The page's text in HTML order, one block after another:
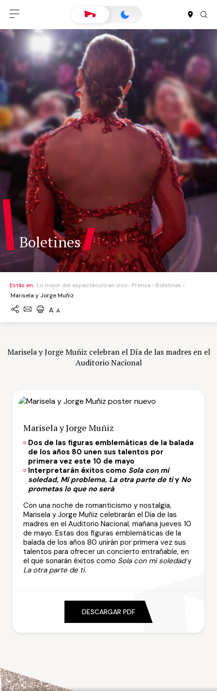
Boletines
Estás en: Lo mejor del espectáculo en vivo Prensa
Boletines
Marisela y Jorge Muñiz
A A
Marisela y Jorge Muñiz celebran el Día de las madres en el
Auditorio Nacional
Marisela y Jorge Muñiz
Dos de las figuras emblemáticas de la balada
de los años 80 unen sus talentos por
primera vez este 10 de mayo
Interpretarán éxitos como Sola con mi
soledad, Mi problema, La otra parte de tiy No
prometas lo que no será
Con una noche de romanticismo y nostalgia,
Marisela y Jorge Muñiz celebrarán el Día de las
madres en el Auditorio Nacional, mañana jueves 10
de mayo. Estas dos figuras emblemáticas de la
balada de los años 80 unirán por primera vez sus
talentos para ofrecer un concierto entrañable, en
el que sonarán éxitos como Sola con mi soledady
La otra parte de ti.
DESCARGAR PDF